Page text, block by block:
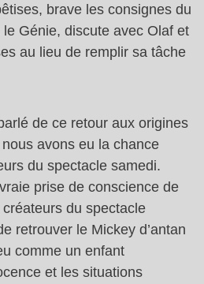
brave les consignes du
Génie, discute avec Olaf et
au lieu de remplir sa tâche
de ce retour aux origines
avons eu la chance
du spectacle samedi.
prise de conscience de
du spectacle
retrouver le Mickey d’antan
comme un enfant
et les situations